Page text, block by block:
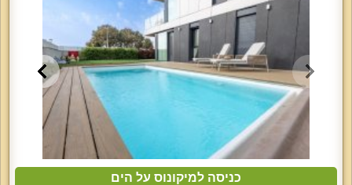
כניסה למיקונוס על הים